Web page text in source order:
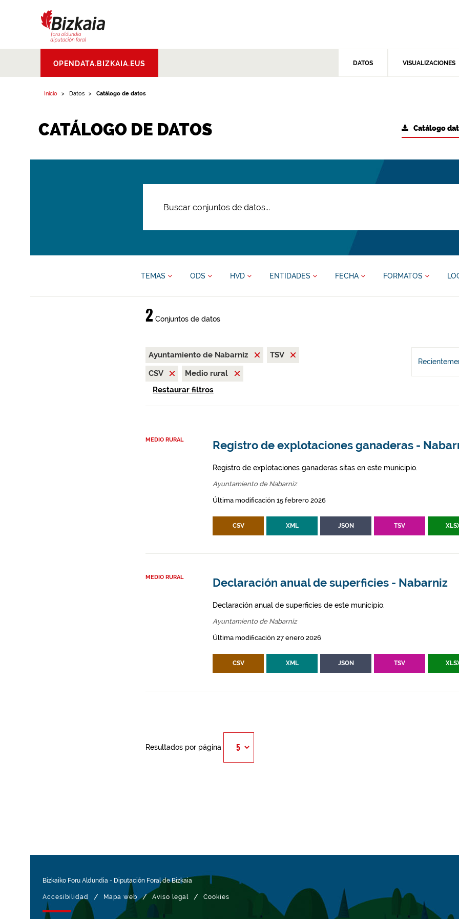
Aldundia.Diputacion
Foral de Bizkaia
OPENDATA.BIZKAIA.EUS DATOS VISUALIZACIONES
Inicio Datos Catálogo de datos
CATÁLOGO DE DATOS Catálogo
TEMAS ODS HVD ENTIDADES FECHA FORMATOS
2 Conjuntos de datos
Ayuntamiento de Nabarniz
TSV
CSV
Medio rural
Restaurar filtros
MEDIO RURAL Registro de explotaciones ganaderas -
Registro de explotaciones ganaderas sitas en este municipio.
Ayuntamiento de Nabarniz
Última modificación 15 febrero 2026
CSV XML JSON TSV
MEDIO RURAL Declaración anual de superficies - Nabarniz
Declaración anual de superficies de este municipio.
Ayuntamiento de Nabarniz
Última modificación 27 enero 2026
CSV XML JSON TSV
Resultados por página
Bizkaiko Foru Aldundia - Diputación Foral de Bizkaia
Accesibilidad / Mapa web / Aviso legal / Cookies